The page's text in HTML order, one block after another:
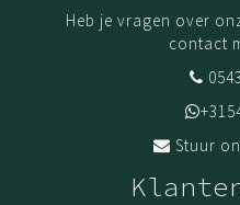
Heb je vragen over
contact
Stuur